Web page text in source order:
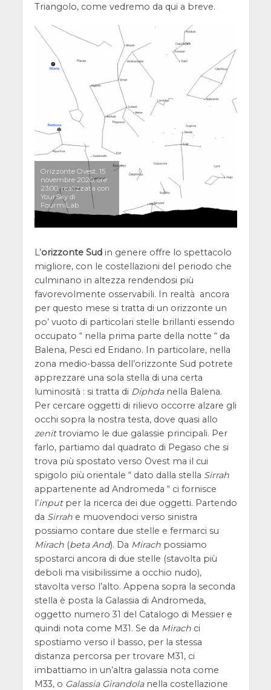
Triangolo, come vedremo da qui a breve.
Orizzonte Ovest, 15
novembre 2020, ore
23:00, realizzata con
YourSky di
FourmiLab
L’orizzonte Sudin genere offre lo spettacolo
migliore, con le costellazioni del periodo che
culminano in altezza rendendosi più
favorevolmente osservabili. In realtà ancora
per questo mese si tratta di un orizzonte un
po’ vuoto di particolari stelle brillanti essendo
occupato “ nella prima parte della notte “ da
Balena, Pesci ed Eridano. In particolare, nella
zona medio-bassa dell’orizzonte Sud potrete
apprezzare una sola stella di una certa
luminosità : si tratta di Diphdanella Balena.
Per cercare oggetti di rilievo occorre alzare gli
occhi sopra la nostra testa, dove quasi allo
zenittroviamo le due galassie principali. Per
farlo, partiamo dal quadrato di Pegaso che si
trova più spostato verso Ovest ma il cui
spigolo più orientale “ dato dalla stella Sirrah
appartenente ad Andromeda “ ci fornisce
l’inputper la ricerca dei due oggetti. Partendo
da Sirrahe muovendoci verso sinistra
possiamo contare due stelle e fermarci su
Mirach(beta And). Da Mirachpossiamo
spostarci ancora di due stelle (stavolta più
deboli ma visibilissime a occhio nudo),
stavolta verso l’alto. Appena sopra la seconda
stella è posta la Galassia di Andromeda,
oggetto numero 31 del Catalogo di Messier e
quindi nota come M31. Se da Mirachci
spostiamo verso il basso, per la stessa
distanza percorsa per trovare M31, ci
imbattiamo in un’altra galassia nota come
M33, o Galassia Girandolanella costellazione